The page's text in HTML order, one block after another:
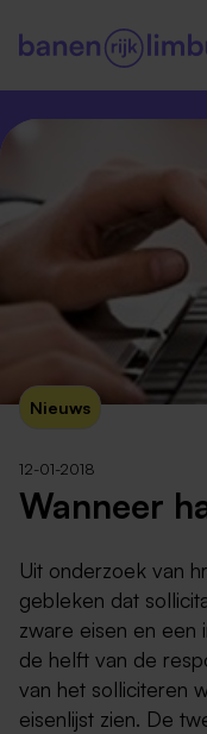
Nieuws
12-01-2018
Wanneer
Uit onderzoek van
gebleken dat
zware eisen en een
de helft van de
van het solliciteren
eisenlijst zien. De